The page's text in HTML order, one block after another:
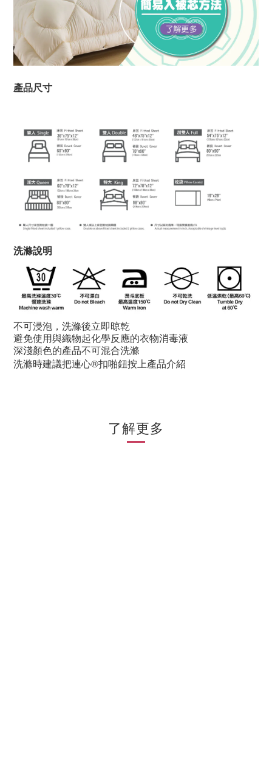
產品尺寸
洗滌說明
不可浸泡，洗滌後立即晾乾
避免使用與織物起化學反應的衣物消毒液
深淺顏色的產品不可混合洗滌
洗滌時建議把連心®扣啪鈕按上產品介紹
了解更多